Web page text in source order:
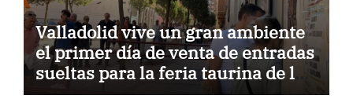
Valladolid vive un gran ambiente
el primer día de venta de entradas
sueltas para la feria taurina de la
Virgen de San Lorenzo